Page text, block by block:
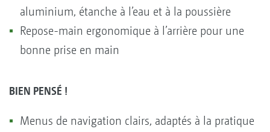
aluminium, étanche à l’eau et à la poussière
Repose-main ergonomique à l’arrière pour une
bonne prise en main
BIEN PENSÉ !
Menus de navigation clairs, adaptés à la pratique